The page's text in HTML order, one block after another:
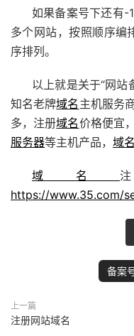
如果备案号下还有-
多个网站，按照顺序编
序排列。
以上就是关于“网站
知名老牌域名 主机服务商
多， 注册域名价格便宜
服务器等主机产品， 域名
域名
https://www.35.com/
备案
上一篇
注册网站域名